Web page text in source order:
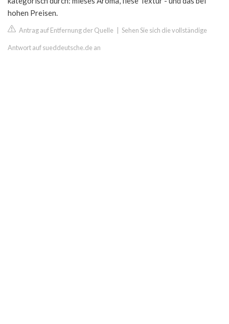
hohen Preisen.
Antrag auf Entfernung der Quelle Sehen Sie sich die vollständige
Antwort auf sueddeutsche.de an